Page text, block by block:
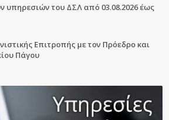
υπηρεσιών του ΔΣΛ από 03.08.2026 έως
Επιτροπής με τον Πρόεδρο και
Πάγου